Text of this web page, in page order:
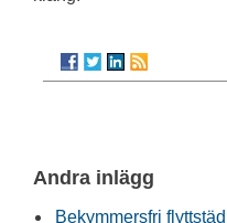
Andra inlägg
Bekymmersfri